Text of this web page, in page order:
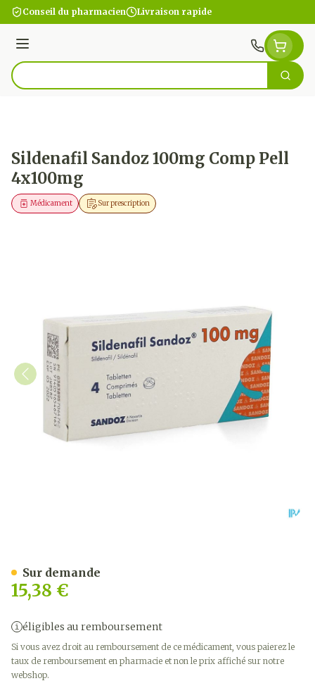
Aller au contenu
Conseil du pharmacien Livraison rapide
Menu
Rechercher
Sildenafil Sandoz 100mg Comp Pell
4x100mg
Sur prescription
Médicament
15,38 €
éligibles au remboursement
Si vous avez droit au remboursement de ce médicament, vous paierez le
taux de remboursement en pharmacie et non le prix affiché sur notre
webshop.
Sur demande